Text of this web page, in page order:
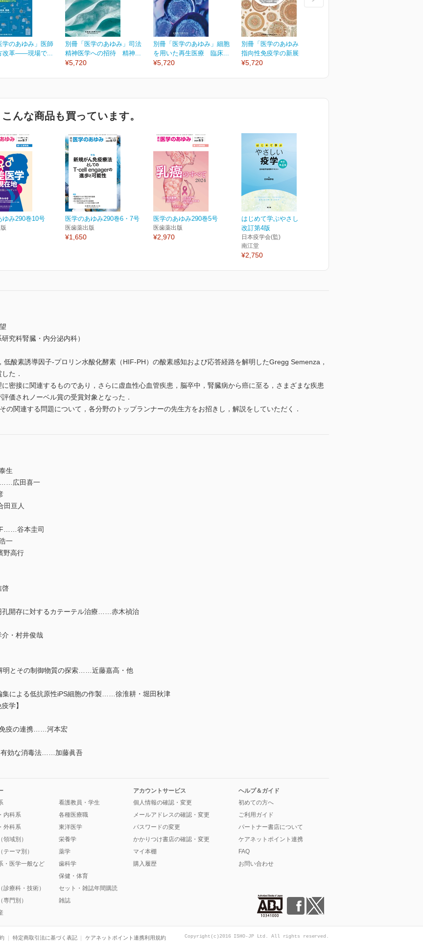
学のあゆみ」医師
改革――現場で...
別冊「医学のあゆみ」司法
精神医学への招待 精神...
¥5,720
別冊「医学のあゆみ」細胞
を用いた再生医療 臨床...
¥5,720
別冊「医学のあゆみ」自己
指向性免疫学の新展開...
¥5,720
んな商品も買っています。
ゆみ290巻10号 医学のあゆみ290巻6・7号
医歯薬出版
¥1,650
医学のあゆみ290巻5号
医歯薬出版
¥2,970
はじめて学ぶやさしい疫学
改訂第4版
日本疫学会(監)
南江堂
¥2,750
究科腎臓・内分泌内科）
低酸素誘導因子-プロリン水酸化酵素（HIF-PH）の酸素感知および応答経路を解明したGregg Semenza，
た．
密接に関連するものであり，さらに虚血性心血管疾患，脳卒中，腎臓病から癌に至る，さまざまな疾患
価されノーベル賞の受賞対象となった．
の関連する問題について，各分野のトップランナーの先生方をお招きし，解説をしていただく．
生
……広田喜一
田亘人
谷本圭司
一
野高行
啓
孔開存に対するカテーテル治療……赤木禎治
介・村井俊哉
明とその制御物質の探索……近藤嘉高・他
集による低抗原性iPS細胞の作製……徐淮耕・堀田秋津
学】
免疫の連携……河本宏
有効な消毒法……加藤眞吾
内科系
外科系
領域別）
テーマ別）
・医学一般など
診療科・技術）
専門別）
看護教員・学生
各種医療職
東洋医学
栄養学
薬学
歯科学
保健・体育
セット・雑誌年間購読
雑誌
アカウントサービス
個人情報の確認・変更
メールアドレスの確認・変更
パスワードの変更
かかりつけ書店の確認・変更
マイ本棚
購入履歴
ヘルプ＆ガイド
初めての方へ
ご利用ガイド
パートナー書店について
ケアネットポイント連携
FAQ
お問い合わせ
特定商取引法に基づく表記 ケアネットポイント連携利用規約 Copyright(c)2016 ISHO-JP Ltd. All rights reserved.